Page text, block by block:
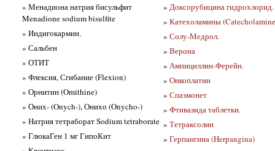
» Менадиона натрия бисульфит
Menadione sodium bisulfite
» Индигокармин.
» Сальбен
» ОТИТ
» Флексия, Сгибание (Flexion)
» Орнитин (Omithine)
» Оних- (Onych-), Онихо (Onycho-)
» Натрия тетраборат Sodium tetraborate
» ГлюкаГен 1 мг ГипоКит
» Доксорубицина гидрохлорид.
» Катехоламины
» Солу-Медрол.
» Верона
» Ампициллин-Ферейн.
» Онкоплатин
» Спазмонет
» Фтивазида таблетки.
» Тетраксолин
» Герпангина (Herpangina)